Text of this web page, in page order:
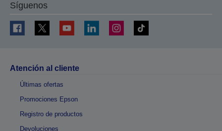
Síguenos
Atención al cliente
Últimas ofertas
Promociones Epson
Registro de productos
Devoluciones